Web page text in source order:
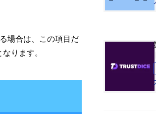
場合は、この項目だ
ります。